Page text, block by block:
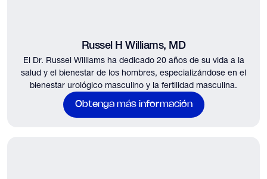
Russel H Williams, MD
El Dr. Russel Williams ha dedicado 20 años de su vida a la
salud y el bienestar de los hombres, especializándose en el
bienestar urológico masculino y la fertilidad masculina.
Obtenga más información